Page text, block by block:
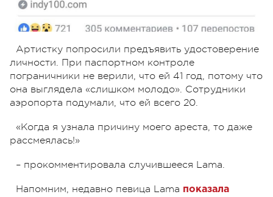
Артистку попросили предъявить удостоверение
личности. При паспортном контроле
пограничники не верили, что ей 41 год, потому что
она выглядела «слишком молодо». Сотрудники
аэропорта подумали, что ей всего 20.
«Когда я узнала причину моего ареста, то даже
рассмеялась!»
– прокомментировала случившееся Lama.
Напомним, недавно певица Lama показала